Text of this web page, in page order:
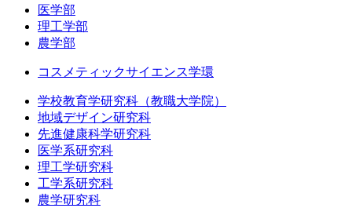
医学部
理工学部
農学部
コスメティックサイエンス学環
学校教育学研究科（教職大学院）
地域デザイン研究科
先進健康科学研究科
医学系研究科
理工学研究科
工学系研究科
農学研究科